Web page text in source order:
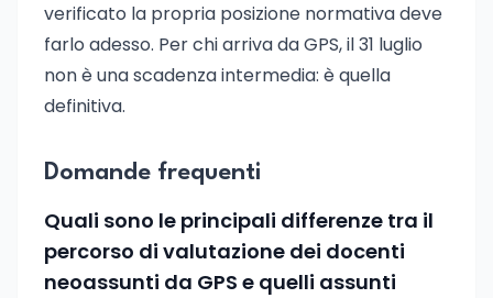
verificato la propria posizione normativa deve
farlo adesso. Per chi arriva da GPS, il 31 luglio
non è una scadenza intermedia: è quella
definitiva.
Domande frequenti
Quali sono le principali differenze tra il
percorso di valutazione dei docenti
neoassunti da GPS e quelli assunti